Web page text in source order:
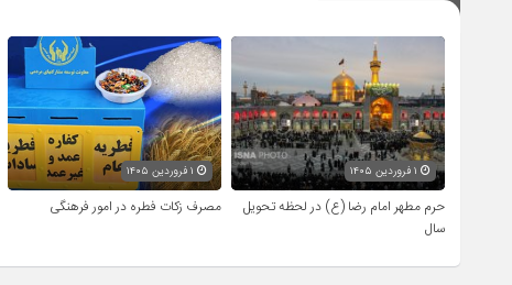
حرم مطهر امام رضا (ع) در لحظه تحویل
سال
۱ فروردین ۱۴۰۵
مصرف زکات فطره در امور فرهنگی